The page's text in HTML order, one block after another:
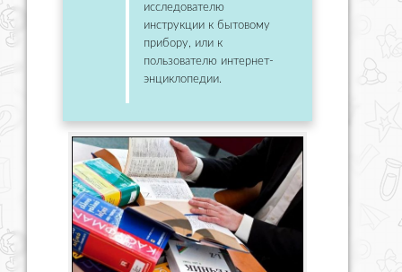
исследователю
инструкции к бытовому
прибору, или к
пользователю интернет-
энциклопедии.